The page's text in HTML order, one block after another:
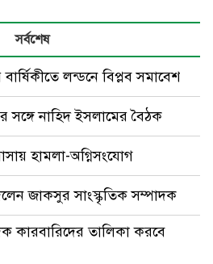
সর্বশেষ
বার্ষিকীতে লন্ডনে বিপ্লব সমাবেশ
সঙ্গে নাহিদ ইসলামের বৈঠক
হামলা-অগ্নিসংযোগ
জাকসুর সাংস্কৃতিক সম্পাদক
কারবারিদের তালিকা করবে